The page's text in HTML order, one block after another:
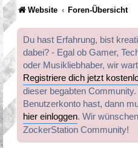
Website Foren-Übersicht
Du hast Erfahrung, bist
dabei? - Egal ob Gamer,
oder Musikliebhaber, wir
Registriere dich jetzt
dieser begabten
Benutzerkonto hast, dann
hier einloggen. Wir
ZockerStation Community!